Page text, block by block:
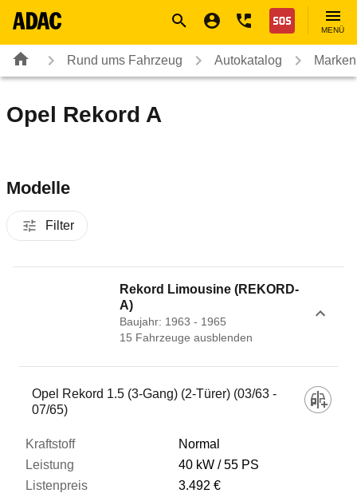
Nothilfe
MENÜ
Rund ums Fahrzeug Autokatalog
Opel Rekord A
Modelle
Filter
Rekord Limousine (REKORD-
A)
Baujahr: 1963 - 1965
15 Fahrzeuge ausblenden
Fahrzeug
Kraftstoff
Leistung
Opel Rekord 1.5 (3-Gang) (2-Türer) (03/63 -
07/65)
Normal
40 kW
55 PS
3.492 €